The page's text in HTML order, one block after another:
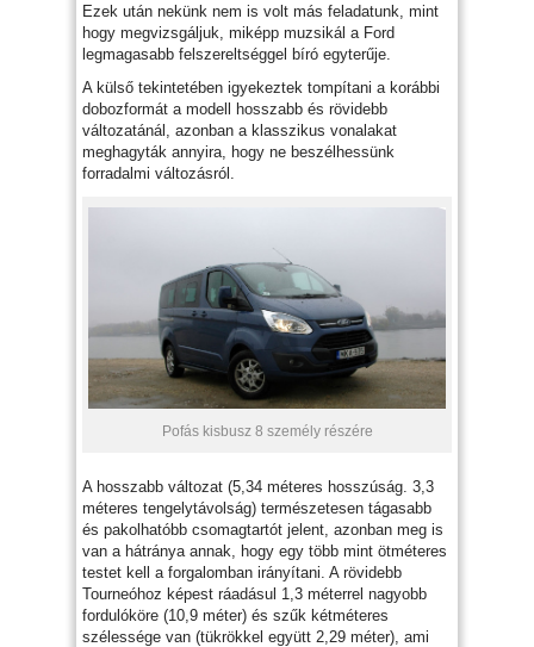
Ezek után nekünk nem is volt más feladatunk, mint
hogy megvizsgáljuk, miképp muzsikál a Ford
legmagasabb felszereltséggel bíró egyterűje.
A külső tekintetében igyekeztek tompítani a korábbi
dobozformát a modell hosszabb és rövidebb
változatánál, azonban a klasszikus vonalakat
meghagyták annyira, hogy ne beszélhessünk
forradalmi változásról.
Pofás kisbusz 8 személy részére
A hosszabb változat (5,34 méteres hosszúság. 3,3
méteres tengelytávolság) természetesen tágasabb
és pakolhatóbb csomagtartót jelent, azonban meg is
van a hátránya annak, hogy egy több mint ötméteres
testet kell a forgalomban irányítani. A rövidebb
Tourneóhoz képest ráadásul 1,3 méterrel nagyobb
fordulóköre (10,9 méter) és szűk kétméteres
szélessége van (tükrökkel együtt 2,29 méter), ami